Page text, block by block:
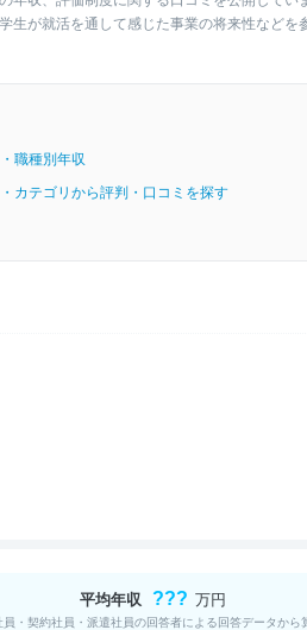
生が就活を通して感じた事業の将来性などを
・職種別年収
・カテゴリから評判・口コミを探す
平均年収 ??? 万円
・契約社員・派遣社員の回答者による回答データから